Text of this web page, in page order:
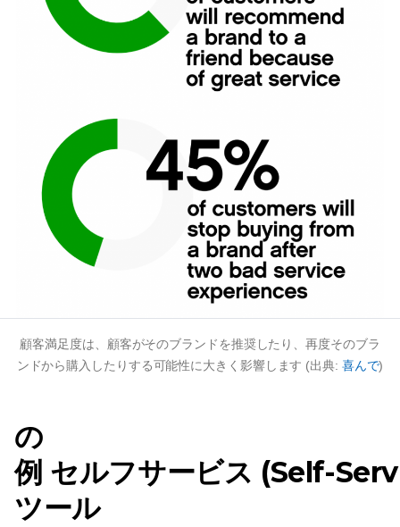
顧客満足度は、顧客がそのブランドを推奨したり、再度そのブラ
ンドから購入したりする可能性に大きく影響します (出典: 喜んで)
の
例 セルフサービス (Self-
ツール